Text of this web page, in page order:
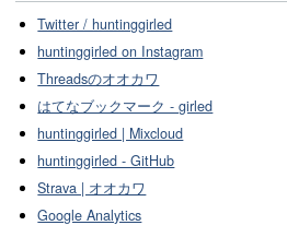
Twitter / huntinggirled
huntinggirled on Instagram
Threadsのオオカワ
はてなブックマーク - girled
huntinggirled | Mixcloud
huntinggirled - GitHub
Strava | オオカワ
Google Analytics